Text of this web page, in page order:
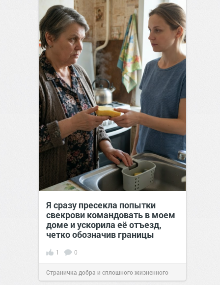
Я сразу пресекла попытки
свекрови командовать в моем
доме и ускорила её отъезд,
четко обозначив границы
1 0
Страничка добра и сплошного жизненного